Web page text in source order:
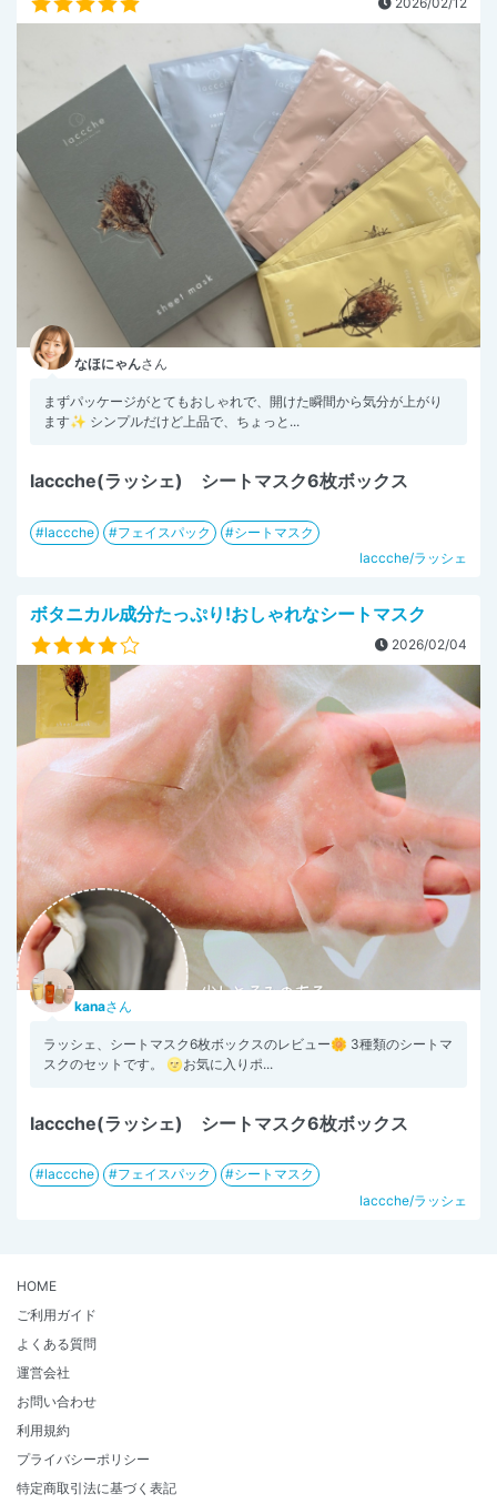
なほにゃんさん
まずパッケージがとてもおしゃれで、開けた瞬間から気分が上がり
ます✨ シンプルだけど上品で、ちょっと...
laccche(ラッシェ) シートマスク6枚ボックス
laccche フェイスパック
シートマスク
laccche/ラッシェ
ボタニカル成分たっぷり!おしゃれなシートマスク
2026/02/04
kanaさん
ラッシェ、シートマスク6枚ボックスのレビュー🌼 3種類のシートマ
スクのセットです。 🌝お気に入りポ...
laccche(ラッシェ) シートマスク6枚ボックス
laccche フェイスパック
シートマスク
laccche/ラッシェ
HOME
ご利用ガイド
よくある質問
運営会社
お問い合わせ
利用規約
プライバシーポリシー
特定商取引法に基づく表記